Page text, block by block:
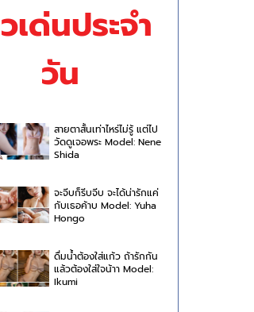
เด่นประจำ
วัน
สายตาสั้นเท่าไหร่ไม่รู้ แต่ไป
วัดดูเจอพระ Model: Nene
Shida
จะจีบก็รีบจีบ จะได้น่ารักแค่
กับเธอค้าบ Model: Yuha
Hongo
ดื่มน้ำต้องใส่แก้ว ถ้ารักกัน
แล้วต้องใส่ใจน้าา Model:
Ikumi